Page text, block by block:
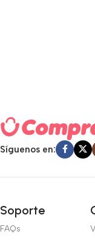
Síguenos en:
Soporte
FAQs